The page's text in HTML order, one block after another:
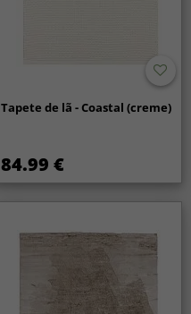
Tapete de lã - Coastal (creme)
84.99 €